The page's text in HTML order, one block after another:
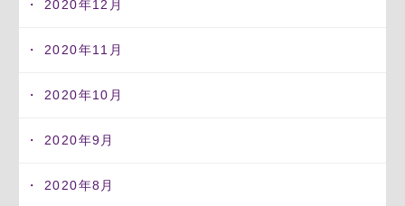
2020年12月
2020年11月
2020年10月
2020年9月
2020年8月